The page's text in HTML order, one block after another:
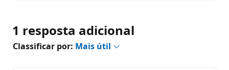
1 resposta adicional
Classificar por: Mais útil